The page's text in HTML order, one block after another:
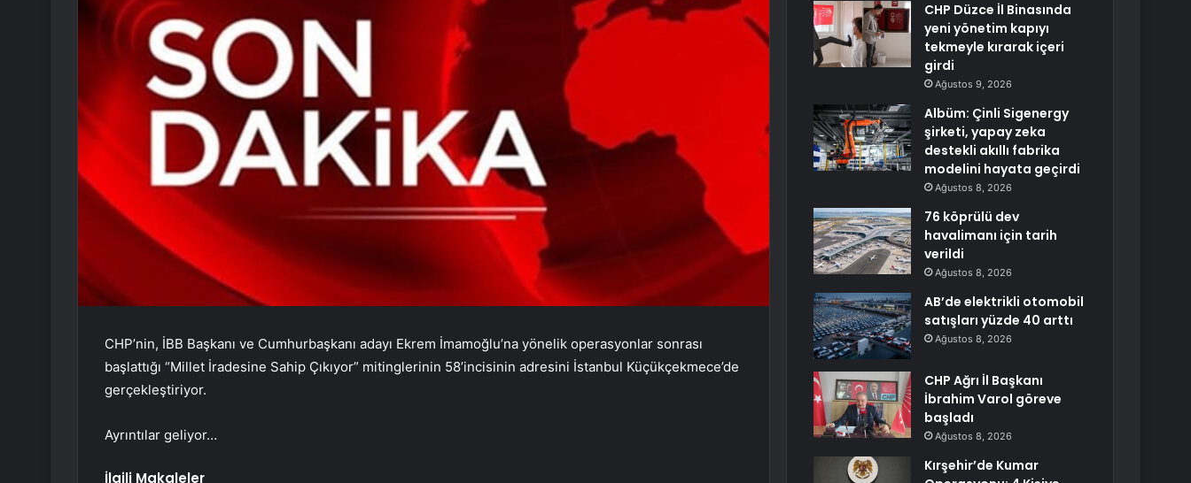
CHP’nin, İBB Başkanı ve Cumhurbaşkanı adayı Ekrem İmamoğlu’na yönelik operasyonlar sonrası
başlattığı “Millet İradesine Sahip Çıkıyor” mitinglerinin 58’incisinin adresini İstanbul Küçükçekmece’de
gerçekleştiriyor.
Ayrıntılar geliyor…
İlgili Makaleler
CHP Düzce İl Binasında
yeni yönetim kapıyı
tekmeyle kırarak içeri
girdi
Ağustos 9, 2026
Albüm: Çinli Sigenergy
şirketi, yapay zeka
destekli akıllı fabrika
modelini hayata geçirdi
Ağustos 8, 2026
76 köprülü dev
havalimanı için tarih
verildi
Ağustos 8, 2026
AB’de elektrikli otomobil
satışları yüzde 40 arttı
Ağustos 8, 2026
CHP Ağrı İl Başkanı
İbrahim Varol göreve
başladı
Ağustos 8, 2026
Kırşehir’de Kumar